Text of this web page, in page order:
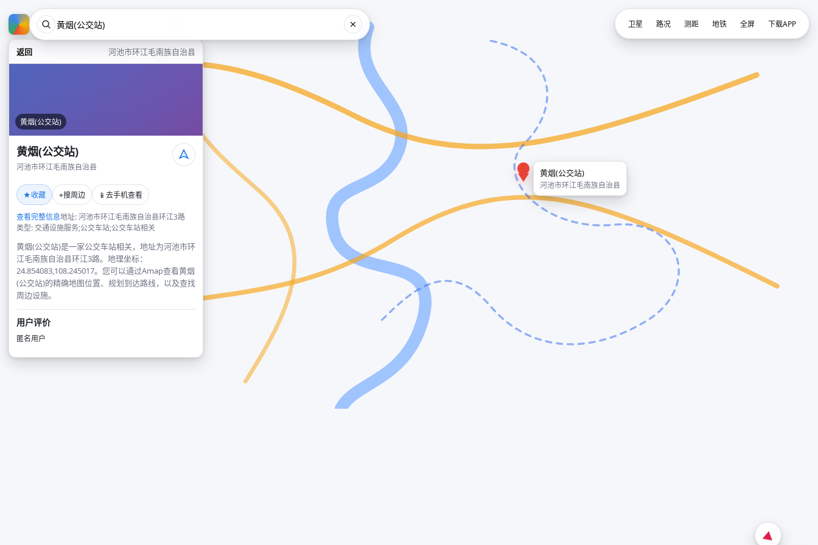
返回 河池市环江毛南族自治县
黄烟(公交站)
黄烟(公交站)
河池市环江毛南族自治县
★收藏 ⌖搜周边 📱 去手机查看
查看完整信息地址: 河池市环江毛南族自治县环江3路
类型: 交通设施服务;公交车站;公交车站相关
黄烟(公交站)是一家公交车站相关，地址为河池市环
江毛南族自治县环江3路。地理坐标：
24.854083,108.245017。您可以通过Amap查看黄烟
(公交站)的精确地图位置、规划到达路线，以及查找
周边设施。
用户评价
匿名用户
黄烟(公交站)
河池市环江毛南族自治县
卫星 路况 测距 地铁 全屏 下载APP